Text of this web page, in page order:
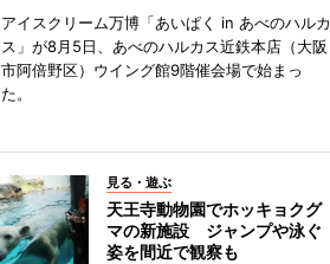
アイスクリーム万博「あいぱく in あべのハルカ
ス」が8月5日、あべのハルカス近鉄本店（大阪
市阿倍野区）ウイング館9階催会場で始まっ
た。
見る・遊ぶ
天王寺動物園でホッキョクグ
マの新施設 ジャンプや泳ぐ
姿を間近で観察も